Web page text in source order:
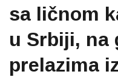
sa ličnom
u Srbiji, na
prelazima